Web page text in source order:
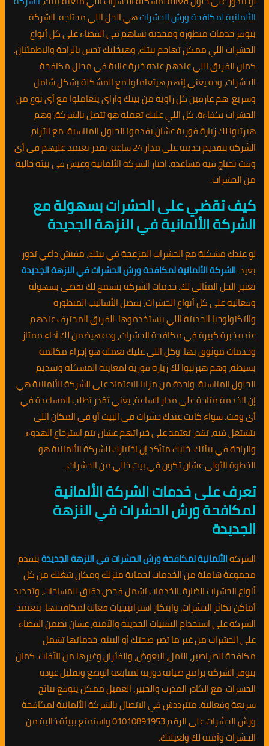
الألمانية لمكافحة ورش الحشراتهي الحل اللي محتاجه. الشركة
بتوفر خدمات متطورة ومحدثة تساهم في القضاء على كل أنواع
الحشرات اللي ممكن تهاجم بيتك، وهيخليك تحس بالراحة والاطمئنان.
كمان الفريق اللي عندهم عنده خبرة عالية في مجال مكافحة
الحشرات، وده يعني إنهم هيتعاملوا مع المشكلة بشكل شامل
وسريع. هم عارفين كل زاوية من بيتك وازاي يتعاملوا مع أي نوع من
الحشرات بكفاءة. كل اللي عليك تعمله هو تتصل بالشركة، وهم
هيرتبوا لك زيارة فورية عشان يقدموا الحلول المناسبة. مع التزام
الشركة بتقديم خدمة على مدار 24 ساعة، تقدر تعتمد عليهم في أي
وقت تحتاج فيه مساعدة. اختار الشركة الألمانية وعيش في بيئة خالية
من الحشرات.
كيف تقضي على الحشرات بسهولة مع
الشركة الألمانية في النزهة الجديدة
لو عندك مشكلة مع الحشرات المزعجة في بيتك، مفيش داعي تدور
بعيد.الشركة الألمانية لمكافحة ورش الحشرات في النزهة الجديدة
تعتبر الحل المثالي لك. خدمات الشركة بتسمح لك تقضي بسهولة
وفعالية على كل أنواع الحشرات، بفضل الأساليب المتطورة
والتكنولوجيا الحديثة اللي بيستخدموها. الفريق المحترف عندهم
عنده خبرة كبيرة في مكافحة الحشرات، وده هيضمن لك أداء ممتاز
وخدمات موثوق بها. وكل اللي عليك تعمله هو إجراء مكالمة
بسيطة، وهم هيرتبوا لك زيارة فورية لمعاينة المشكلة وتقديم
الحلول المناسبة. واحدة من مزايا الاعتماد على الشركة الألمانية هي
إن الخدمة متاحة على مدار الساعة، يعني تقدر تطلب المساعدة في
أي وقت. سواء كانت عندك حشرات في البيت أو في المكان اللي
بتشتغل فيه، تقدر تعتمد على خبراتهم عشان يتم استرجاع الهدوء
والراحة في بيئتك. خليك متأكد إن اختيارك للشركة الألمانية هو
الخطوة الأولى عشان تكون في بيت خالي من الحشرات.
تعرف على خدمات الشركة الألمانية
لمكافحة ورش الحشرات في النزهة
الجديدة
الشركةالألمانية لمكافحة ورش الحشرات في النزهة الجديدةبتقدم
مجموعة شاملة من الخدمات لحماية منزلك ومكان شغلك من كل
أنواع الحشرات الضارة. الخدمات تشمل فحص دقيق للمساحات، وتحديد
أماكن تكاثر الحشرات، وابتكار استراتيجيات فعالة لمكافحتها. بتعتمد
الشركة على استخدام التقنيات الحديثة والآمنة، عشان تضمن القضاء
على الحشرات من غير ما تضر صحتك أو البيئة. خدماتها تشمل
مكافحة الصراصير، النمل، البعوض، والفئران وغيرها من الآفات. كمان
بتوفر الشركة برامج صيانة دورية لمتابعة الوضع وتقليل عودة
الحشرات. مع الكادر المدرب والخبير، العميل ممكن يتوقع نتائج
سريعة وفعالية. متترددش في الاتصال بالشركة الألمانية لمكافحة
ورش الحشرات على الرقم 01010891953 واستمتع ببيئة خالية من
الحشرات وآمنة لك ولعيلتك.